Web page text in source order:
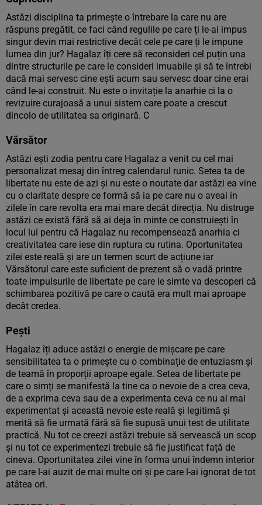
Astăzi disciplina ta primește o întrebare la care nu are
răspuns pregătit, ce faci când regulile pe care ți le-ai impus
singur devin mai restrictive decât cele pe care ți le impune
lumea din jur? Hagalaz îți cere să reconsideri cel puțin una
dintre structurile pe care le consideri imuabile și să te întrebi
dacă mai servesc cine ești acum sau servesc doar cine erai
când le-ai construit. Nu este o invitație la anarhie ci la o
revizuire curajoasă a unui sistem care poate a crescut
dincolo de utilitatea sa originară. C
Vărsător
Astăzi ești zodia pentru care Hagalaz a venit cu cel mai
personalizat mesaj din întreg calendarul runic. Setea ta de
libertate nu este de azi și nu este o noutate dar astăzi ea vine
cu o claritate despre ce formă să ia pe care nu o aveai în
zilele în care revolta era mai mare decât direcția. Nu distruge
astăzi ce există fără să ai deja în minte ce construiești în
locul lui pentru că Hagalaz nu recompensează anarhia ci
creativitatea care iese din ruptura cu rutina. Oportunitatea
zilei este reală și are un termen scurt de acțiune iar
Vărsătorul care este suficient de prezent să o vadă printre
toate impulsurile de libertate pe care le simte va descoperi că
schimbarea pozitivă pe care o caută era mult mai aproape
decât credea.
Pești
Hagalaz îți aduce astăzi o energie de mișcare pe care
sensibilitatea ta o primește cu o combinație de entuziasm și
de teamă în proporții aproape egale. Setea de libertate pe
care o simți se manifestă la tine ca o nevoie de a crea ceva,
de a exprima ceva sau de a experimenta ceva ce nu ai mai
experimentat și această nevoie este reală și legitimă și
merită să fie urmată fără să fie supusă unui test de utilitate
practică. Nu tot ce creezi astăzi trebuie să servească un scop
și nu tot ce experimentezi trebuie să fie justificat față de
cineva. Oportunitatea zilei vine în forma unui îndemn interior
pe care l-ai auzit de mai multe ori și pe care l-ai ignorat de tot
atâtea ori.